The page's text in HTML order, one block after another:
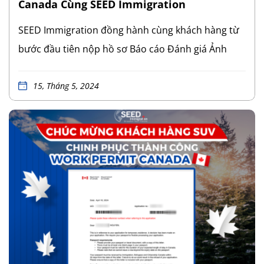
Canada Cùng SEED Immigration
SEED Immigration đồng hành cùng khách hàng từ
bước đầu tiên nộp hồ sơ Báo cáo Đánh giá Ảnh
Market Impact Assessment – LMIA) với doanh
nghệ đến khi nhận được thư Đề Cử Tỉnh Bang
Ontario (Ontario Immigrant Nominee Program –
OINP), mở ra cánh cửa chinh phục Thường trú
nhân, hướng đến định cư Canada cho khách hàng
và gia đình. 11/2022: Khách hàng nhận LMIA
03/2023: SEED Immigration hỗ trợ xin Giấy phép
Lao động (Work Permit – WP), Giấy phép Lao động
Mở rộng (Open Work Permit – OWP) cho vợ và Giấy
15, Tháng 5, 2024